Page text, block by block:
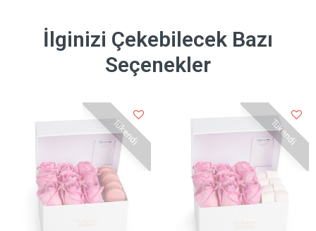
İlginizi Çekebilecek Bazı
Seçenekler
Tükendi Tükendi